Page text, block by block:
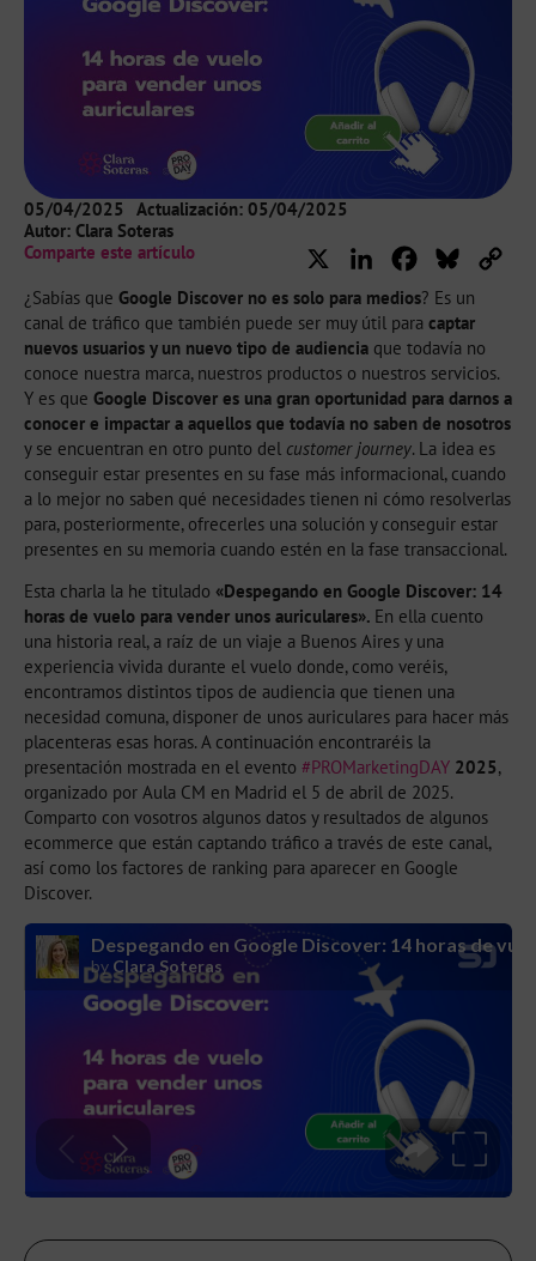
05/04/2025
Actualización: 05/04/2025
Autor: Clara Soteras
Comparte este artículo
LinkedInFacebook
Bluesky
¿Sabías que Google Discover no es solo para medios? Es un
canal de tráfico que también puede ser muy útil para captar
nuevos usuarios y un nuevo tipo de audiencia que todavía no
conoce nuestra marca, nuestros productos o nuestros servicios.
Y es que Google Discover es una gran oportunidad para darnos a
conocer e impactar a aquellos que todavía no saben de nosotros
y se encuentran en otro punto del customer journey. La idea es
conseguir estar presentes en su fase más informacional, cuando
a lo mejor no saben qué necesidades tienen ni cómo resolverlas
para, posteriormente, ofrecerles una solución y conseguir estar
presentes en su memoria cuando estén en la fase transaccional.
Esta charla la he titulado «Despegando en Google Discover: 14
horas de vuelo para vender unos auriculares». En ella cuento
una historia real, a raíz de un viaje a Buenos Aires y una
experiencia vivida durante el vuelo donde, como veréis,
encontramos distintos tipos de audiencia que tienen una
necesidad comuna, disponer de unos auriculares para hacer más
placenteras esas horas. A continuación encontraréis la
presentación mostrada en el evento #PROMarketingDAY 2025,
organizado por Aula CM en Madrid el 5 de abril de 2025.
Comparto con vosotros algunos datos y resultados de algunos
ecommerce que están captando tráfico a través de este canal,
así como los factores de ranking para aparecer en Google
Discover.